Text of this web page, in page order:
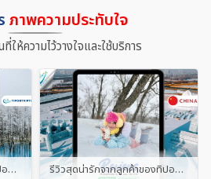
ดวกขนาดนี้ถ้า เป็นประเทศไทย ราคาเกินหมื่นไป
แน่ๆ แล้วก็ไม่ได้หมายความว่าโรงแรมนี้ดี
ะ เพราะว่าถ้าใครลองหาข้อมูลโรงแรมย่าน
ริง !!
ภาพความประทับใจ
ให้ความไว้วางใจและใช้บริการ
รีวิวสุดน่ารักจากลูกค้าของทิปออนทริปทัวร์ เส้นทาง ญี่ปุ่น ฮอกไกโด วินเทอร์ 6D4N รีวิวสุดน่ารักจากลูกค้าของทิปออนทริปทัวร์ เส้นทางฮาร์บิ้น